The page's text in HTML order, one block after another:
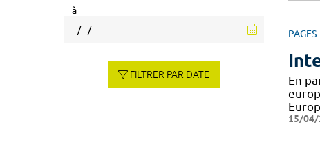
PAGES
En
15/04/
à
FILTRER PAR DATE